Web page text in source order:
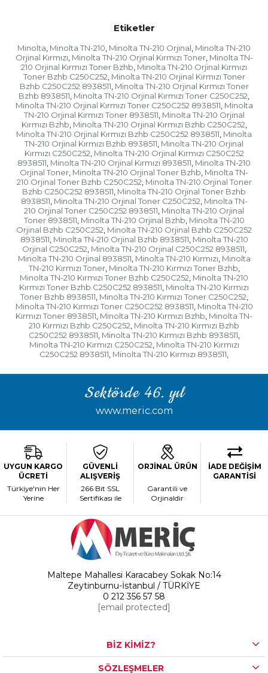
Etiketler
Minolta Minolta TN-210 Minolta TN-210 Orjinal Minolta TN-210
Orjinal Kırmızı Minolta TN-210 Orjinal Kırmızı Toner, Minolta TN-
210 Orjinal Kırmızı Toner Bzhb Minolta TN-210 Orjinal Kırmızı
Toner Bzhb C250C252 Minolta TN-210 Orjinal Kırmızı Toner
Bzhb C250C252 8938511 Minolta TN-210 Orjinal Kırmızı Toner
Bzhb 8938511 Minolta TN-210 Orjinal Kırmızı Toner C250C252
Minolta TN-210 Orjinal Kırmızı Toner C250C252 8938511 Minolta
TN-210 Orjinal Kırmızı Toner 8938511 Minolta TN-210 Orjinal
Kırmızı Bzhb Minolta TN-210 Orjinal Kırmızı Bzhb C250C252
Minolta TN-210 Orjinal Kırmızı Bzhb C250C252 8938511 Minolta
TN-210 Orjinal Kırmızı Bzhb 8938511 Minolta TN-210 Orjinal
Kırmızı C250C252 Minolta TN-210 Orjinal Kırmızı C250C252
8938511 Minolta TN-210 Orjinal Kırmızı 8938511 Minolta TN-210
Orjinal Toner Minolta TN-210 Orjinal Toner Bzhb Minolta TN-
210 Orjinal Toner Bzhb C250C252 Minolta TN-210 Orjinal Toner
Bzhb C250C252 8938511 Minolta TN-210 Orjinal Toner Bzhb
8938511 Minolta TN-210 Orjinal Toner C250C252 Minolta TN-
210 Orjinal Toner C250C252 8938511 Minolta TN-210 Orjinal
Toner 8938511 Minolta TN-210 Orjinal Bzhb Minolta TN-210
Orjinal Bzhb C250C252 Minolta TN-210 Orjinal Bzhb C250C252
8938511 Minolta TN-210 Orjinal Bzhb 8938511 Minolta TN-210
Orjinal C250C252 Minolta TN-210 Orjinal C250C252 8938511
Minolta TN-210 Orjinal 8938511 Minolta TN-210 Kırmızı Minolta
TN-210 Kırmızı Toner, Minolta TN-210 Kırmızı Toner Bzhb
Minolta TN-210 Kırmızı Toner Bzhb C250C252 Minolta TN-210
Kırmızı Toner Bzhb C250C252 8938511 Minolta TN-210 Kırmızı
Toner Bzhb 8938511 Minolta TN-210 Kırmızı Toner C250C252
Minolta TN-210 Kırmızı Toner C250C252 8938511 Minolta TN-210
Kırmızı Toner 8938511 Minolta TN-210 Kırmızı Bzhb Minolta TN-
210 Kırmızı Bzhb C250C252 Minolta TN-210 Kırmızı Bzhb
C250C252 8938511 Minolta TN-210 Kırmızı Bzhb 8938511
Minolta TN-210 Kırmızı C250C252 Minolta TN-210 Kırmızı
C250C252 8938511 Minolta TN-210 Kırmızı 8938511
Sektörde 46. yıl
www.meric.com
UYGUN KARGO
ÜCRETİ
Türkiye'nin Her
Yerine
GÜVENLİ
ALIŞVERİŞ
266 Bit SSL
Sertifikası ile
ORJİNAL ÜRÜN
Garantili ve
Orjinaldir
İADE DEĞİŞİM
GARANTİSİ
Maltepe Mahallesi Karacabey Sokak No:14
Zeytinburnu-İstanbul / TÜRKİYE
0 212 356 57 58
[email protected]
BİZ KİMİZ?
SÖZLEŞMELER